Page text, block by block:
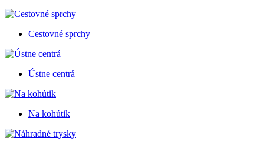
Cestovné sprchy
Ústne centrá
Na kohútik